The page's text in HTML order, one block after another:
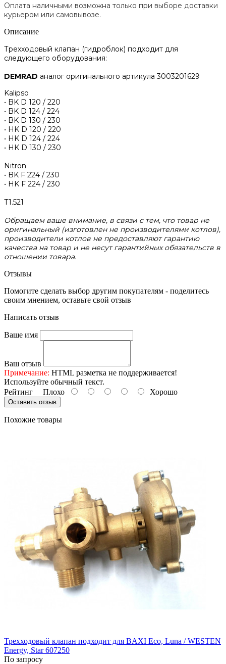
Оплата наличными возможна только при выборе доставки
курьером или самовывозе.
Описание
Трехходовый клапан (гидроблок) подходит для
следующего оборудования:
DEMRAD аналог оригинального артикула 3003201629
Kalipso
• BK D 120 / 220
• BK D 124 / 224
• BK D 130 / 230
• HK D 120 / 220
• HK D 124 / 224
• HK D 130 / 230
Nitron
• BK F 224 / 230
• HK F 224 / 230
Т1.521
Обращаем ваше внимание, в связи с тем, что товар не
оригинальный (изготовлен не производителями котлов),
производители котлов не предоставляют гарантию
качества на товар и не несут гарантийных обязательств в
отношении товара.
Отзывы
Помогите сделать выбор другим покупателям - поделитесь
своим мнением, оставьте свой отзыв
Написать отзыв
Ваше имя
Ваш отзыв
Примечание: HTML разметка не поддерживается!
Используйте обычный текст.
Рейтинг Плохо Хорошо
Оставить отзыв
Похожие товары
Трехходовый клапан подходит для BAXI Eco, Luna / WESTEN
Energy, Star 607250
По запросу